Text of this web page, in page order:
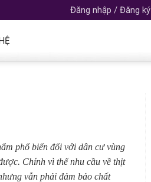
Đăng nhập / Đăng ký
phổ biến đối với dân cư vùng
Chính vì thế nhu cầu về thịt
vẫn phải đảm bảo chất